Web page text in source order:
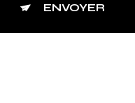
ENVOYER